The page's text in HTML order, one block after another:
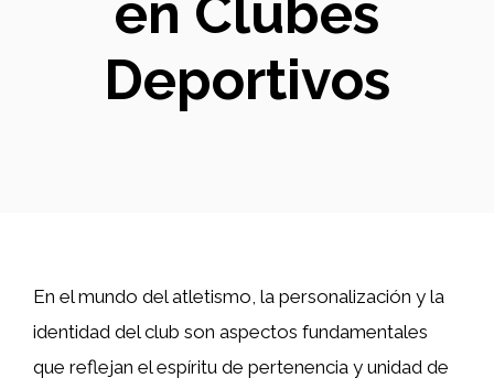
en Clubes
Deportivos
En el mundo del atletismo, la personalización y la
identidad del club son aspectos fundamentales
que reflejan el espíritu de pertenencia y unidad de